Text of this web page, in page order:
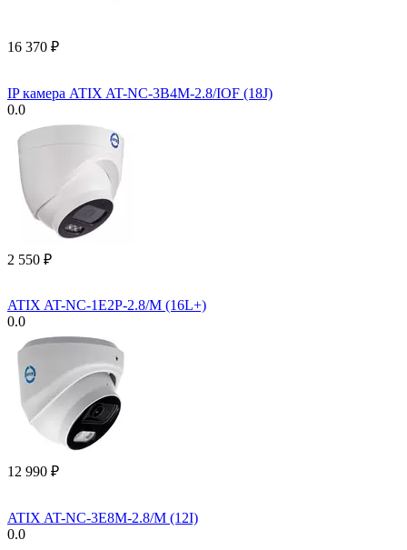
16 370 ₽
IP камера ATIX AT-NC-3B4M-2.8/IOF (18J)
0.0
2 550 ₽
ATIX AT-NC-1E2P-2.8/M (16L+)
0.0
12 990 ₽
ATIX AT-NC-3E8M-2.8/M (12I)
0.0